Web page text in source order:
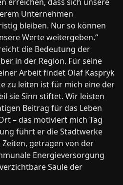
Unternehmen
bleiben. Nur so können
Werte weitergeben.“
die Bedeutung der
in der Region. Für seine
Arbeit findet Olaf Kaspryk
zu leiten ist für mich eine der
sie Sinn stiftet. Wir leisten
Beitrag für das Leben
– das motiviert mich Tag
führt er die Stadtwerke
getragen von der
Energieversorgung
Säule der